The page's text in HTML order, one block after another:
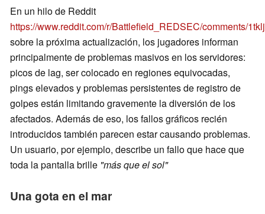
En un hilo de Reddit
https://www.reddit.com/r/Battlefield_REDSEC/comments/
sobre la próxima actualización, los jugadores informan
principalmente de problemas masivos en los servidores:
picos de lag, ser colocado en regiones equivocadas,
pings elevados y problemas persistentes de registro de
golpes están limitando gravemente la diversión de los
afectados. Además de eso, los fallos gráficos recién
introducidos también parecen estar causando problemas.
Un usuario, por ejemplo, describe un fallo que hace que
toda la pantalla brille "más que el sol"
Una gota en el mar